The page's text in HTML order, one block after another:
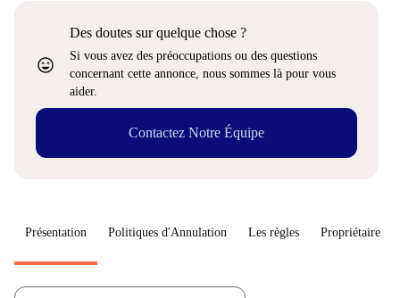
sentiment_very_satisfied
Des doutes sur quelque chose ?
Si vous avez des préoccupations ou des questions
concernant cette annonce, nous sommes là pour vous
aider.
Contactez Notre Équipe
Présentation Politiques d'Annulation Les règles Propriétaire